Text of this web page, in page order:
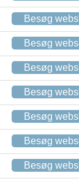
Besøg
Besøg
Besøg
Besøg
Besøg
Besøg
Besøg